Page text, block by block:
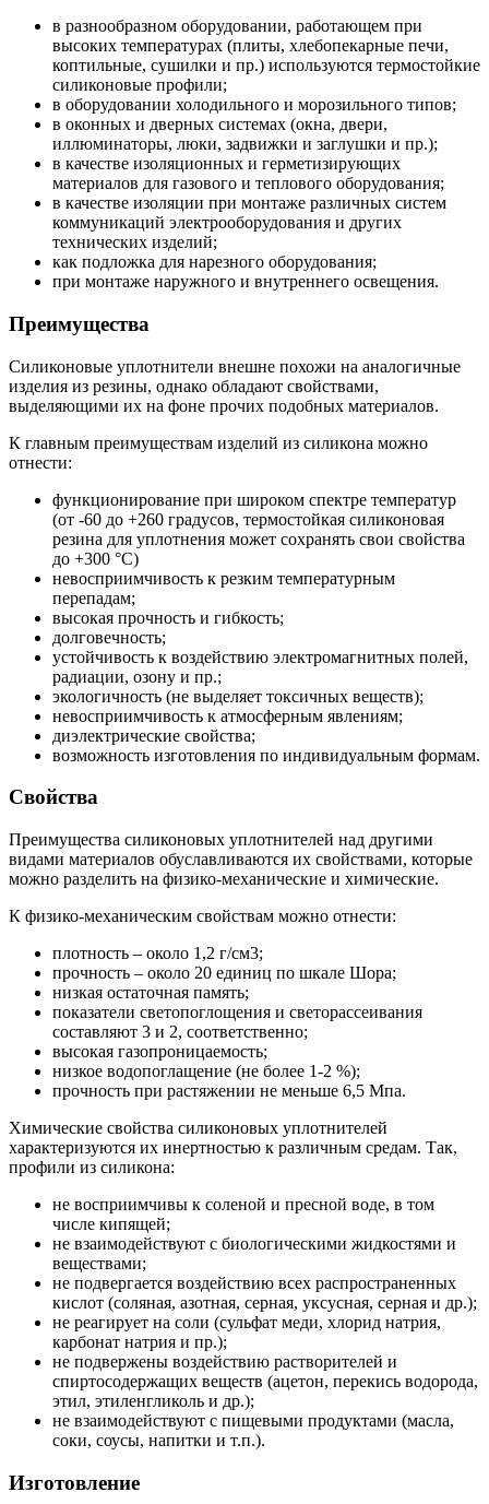
в разнообразном оборудовании, работающем при
высоких температурах (плиты, хлебопекарные печи,
коптильные, сушилки и пр.) используются термостойкие
силиконовые профили;
в оборудовании холодильного и морозильного типов;
в оконных и дверных системах (окна, двери,
иллюминаторы, люки, задвижки и заглушки и пр.);
в качестве изоляционных и герметизирующих
материалов для газового и теплового оборудования;
в качестве изоляции при монтаже различных систем
коммуникаций электрооборудования и других
технических изделий;
как подложка для нарезного оборудования;
при монтаже наружного и внутреннего освещения.
Преимущества
Силиконовые уплотнители внешне похожи на аналогичные
изделия из резины, однако обладают свойствами,
выделяющими их на фоне прочих подобных материалов.
К главным преимуществам изделий из силикона можно
отнести:
функционирование при широком спектре температур
(от -60 до +260 градусов, термостойкая силиконовая
резина для уплотнения может сохранять свои свойства
до +300 °С)
невосприимчивость к резким температурным
перепадам;
высокая прочность и гибкость;
долговечность;
устойчивость к воздействию электромагнитных полей,
радиации, озону и пр.;
экологичность (не выделяет токсичных веществ);
невосприимчивость к атмосферным явлениям;
диэлектрические свойства;
возможность изготовления по индивидуальным формам.
Свойства
Преимущества силиконовых уплотнителей над другими
видами материалов обуславливаются их свойствами, которые
можно разделить на физико-механические и химические.
К физико-механическим свойствам можно отнести:
плотность – около 1,2 г/см3;
прочность – около 20 единиц по шкале Шора;
низкая остаточная память;
показатели светопоглощения и светорассеивания
составляют 3 и 2, соответственно;
высокая газопроницаемость;
низкое водопоглащение (не более 1-2 %);
прочность при растяжении не меньше 6,5 Мпа.
Химические свойства силиконовых уплотнителей
характеризуются их инертностью к различным средам. Так,
профили из силикона:
не восприимчивы к соленой и пресной воде, в том
числе кипящей;
не взаимодействуют с биологическими жидкостями и
веществами;
не подвергается воздействию всех распространенных
кислот (соляная, азотная, серная, уксусная, серная и др.);
не реагирует на соли (сульфат меди, хлорид натрия,
карбонат натрия и пр.);
не подвержены воздействию растворителей и
спиртосодержащих веществ (ацетон, перекись водорода,
этил, этиленгликоль и др.);
не взаимодействуют с пищевыми продуктами (масла,
соки, соусы, напитки и т.п.).
Изготовление